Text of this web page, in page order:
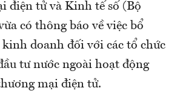
điện tử và Kinh tế số (Bộ
có thông báo về việc bổ
kinh doanh đối với các tổ chức
tư nước ngoài hoạt động
mại điện tử.